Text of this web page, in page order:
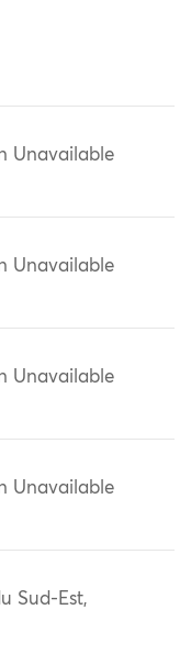
Unavailable
Unavailable
Unavailable
Unavailable
Sud-Est,